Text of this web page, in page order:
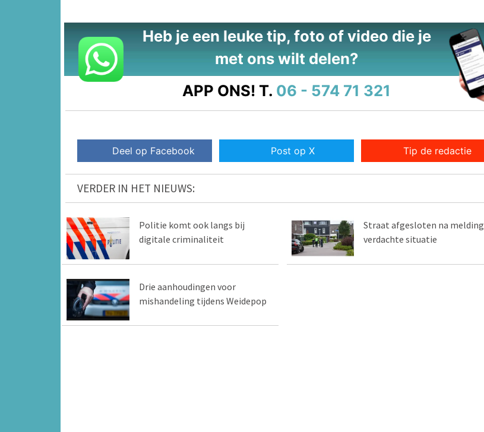
Heb je een leuke tip, foto of video die je
met ons wilt delen?
APP ONS! T. 06 - 574 71 321
Deel op Facebook Post op X Tip de redactie
VERDER IN HET NIEUWS:
Politie komt ook langs bij
digitale criminaliteit
Straat afgesloten na melding
verdachte situatie
Drie aanhoudingen voor
mishandeling tijdens Weidepop